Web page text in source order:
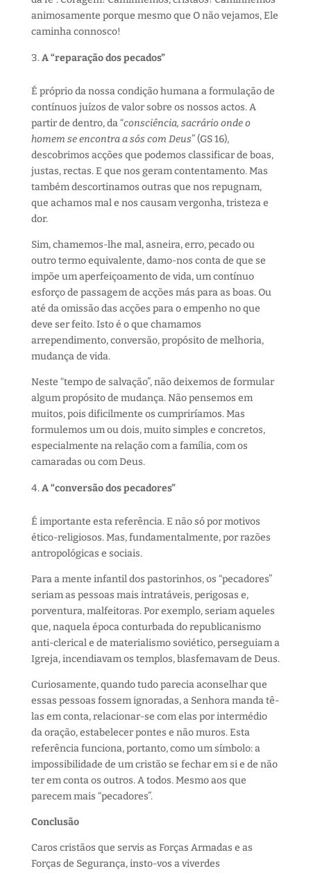
animosamente porque mesmo que O não vejamos, Ele
caminha connosco!
A “reparação dos pecados”
É próprio da nossa condição humana a formulação de
contínuos juízos de valor sobre os nossos actos. A
partir de dentro, da “consciência, sacrário onde o
homem se encontra a sós com Deus” (GS 16),
descobrimos acções que podemos classificar de boas,
justas, rectas. E que nos geram contentamento. Mas
também descortinamos outras que nos repugnam,
que achamos mal e nos causam vergonha, tristeza e
dor.
Sim, chamemos-lhe mal, asneira, erro, pecado ou
outro termo equivalente, damo-nos conta de que se
impõe um aperfeiçoamento de vida, um contínuo
esforço de passagem de acções más para as boas. Ou
até da omissão das acções para o empenho no que
deve ser feito. Isto é o que chamamos
arrependimento, conversão, propósito de melhoria,
mudança de vida.
Neste “tempo de salvação”, não deixemos de formular
algum propósito de mudança. Não pensemos em
muitos, pois dificilmente os cumpriríamos. Mas
formulemos um ou dois, muito simples e concretos,
especialmente na relação com a família, com os
camaradas ou com Deus.
A “conversão dos pecadores”
É importante esta referência. E não só por motivos
ético-religiosos. Mas, fundamentalmente, por razões
antropológicas e sociais.
Para a mente infantil dos pastorinhos, os “pecadores”
seriam as pessoas mais intratáveis, perigosas e,
porventura, malfeitoras. Por exemplo, seriam aqueles
que, naquela época conturbada do republicanismo
anti-clerical e de materialismo soviético, perseguiam a
Igreja, incendiavam os templos, blasfemavam de Deus.
Curiosamente, quando tudo parecia aconselhar que
essas pessoas fossem ignoradas, a Senhora manda tê-
las em conta, relacionar-se com elas por intermédio
da oração, estabelecer pontes e não muros. Esta
referência funciona, portanto, como um símbolo: a
impossibilidade de um cristão se fechar em si e de não
ter em conta os outros. A todos. Mesmo aos que
parecem mais “pecadores”.
Conclusão
Caros cristãos que servis as Forças Armadas e as
Forças de Segurança, insto-vos a viverdes